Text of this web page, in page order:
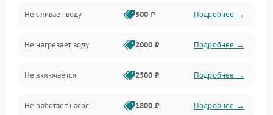
Электропитание
Датчики
Нагрев
Вода
Не сливает воду 500 ₽ Подробнее →
Не нагревает воду 2000 ₽ Подробнее →
Не включается 2500 ₽ Подробнее →
Не работает насос 1800 ₽ Подробнее →